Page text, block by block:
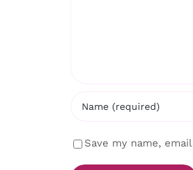
Save my name,